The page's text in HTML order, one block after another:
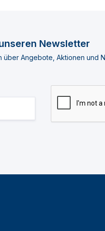
Newsletter
über Angebote, Aktionen und